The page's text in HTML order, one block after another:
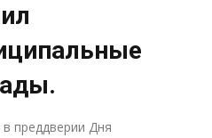
в преддверии Дня